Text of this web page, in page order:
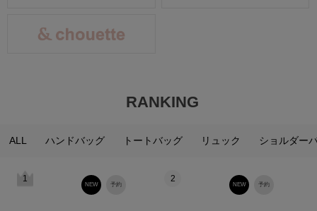
RANKING
ALL ハンドバッグ トートバッグ リュック ショルダー
1
予約
NEW
2
予約
NEW